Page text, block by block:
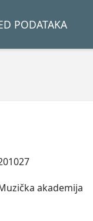
PODATAKA
akademija